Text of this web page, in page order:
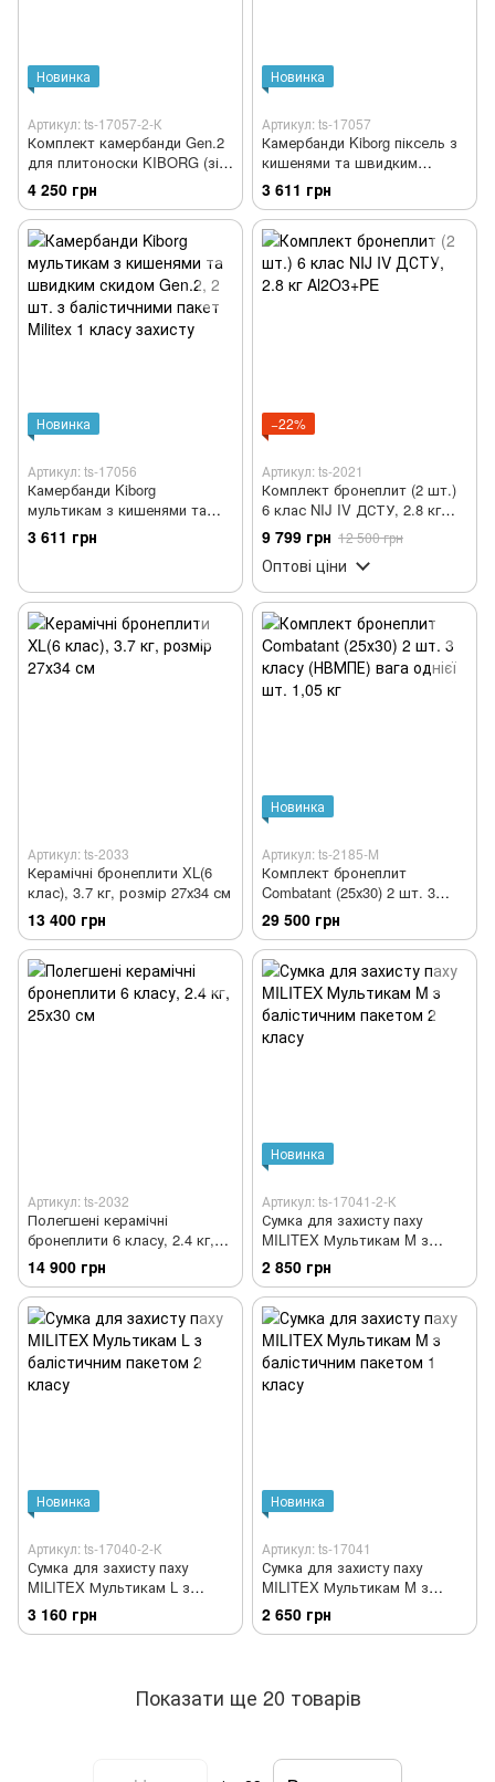
Новинка
Артикул: ts-17057-2-К
Комплект камербанди Gen.2
для плитоноски KIBORG (зі
швидким скидом) +
балістичний захист 2 класу —
Піксель
4 250 грн
Новинка
Артикул: ts-17057
Камербанди Kiborg піксель з
кишенями та швидким
скидом Gen.2, 2 шт. з
балістичними пакет Militex 1
класу захисту
3 611 грн
Новинка
Артикул: ts-17056
Камербанди Kiborg
мультикам з кишенями та
швидким скидом Gen.2, 2
шт. з балістичними пакет
3 611 грн
−22%
Артикул: ts-2021
Комплект бронеплит (2 шт.)
6 клас NIJ IV ДСТУ, 2.8 кг
Al2O3+PE
9 799 грн 12 500 грн
Оптові ціни
Артикул: ts-2033
Керамічні бронеплити XL(6
клас), 3.7 кг, розмір 27х34 см
13 400 грн
Новинка
Артикул: ts-2185-M
Комплект бронеплит
Combatant (25х30) 2 шт. 3
класу (НВМПЕ) вага однієї
шт. 1,05 кг
29 500 грн
Артикул: ts-2032
Полегшені керамічні
бронеплити 6 класу, 2.4 кг,
25х30 см
14 900 грн
Новинка
Артикул: ts-17041-2-К
Сумка для захисту паху
MILITEX Мультикам M з
балістичним пакетом 2 класу
2 850 грн
Новинка
Артикул: ts-17040-2-К
Сумка для захисту паху
MILITEX Мультикам L з
балістичним пакетом 2 класу
3 160 грн
Новинка
Артикул: ts-17041
Сумка для захисту паху
MILITEX Мультикам M з
балістичним пакетом 1 класу
2 650 грн
Показати ще 20 товарів